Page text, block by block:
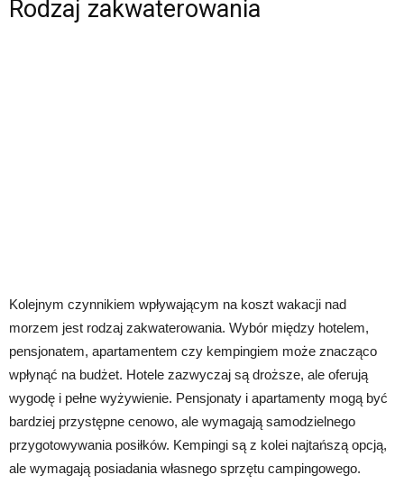
Rodzaj zakwaterowania
Kolejnym czynnikiem wpływającym na koszt wakacji nad
morzem jest rodzaj zakwaterowania. Wybór między hotelem,
pensjonatem, apartamentem czy kempingiem może znacząco
wpłynąć na budżet. Hotele zazwyczaj są droższe, ale oferują
wygodę i pełne wyżywienie. Pensjonaty i apartamenty mogą być
bardziej przystępne cenowo, ale wymagają samodzielnego
przygotowywania posiłków. Kempingi są z kolei najtańszą opcją,
ale wymagają posiadania własnego sprzętu campingowego.